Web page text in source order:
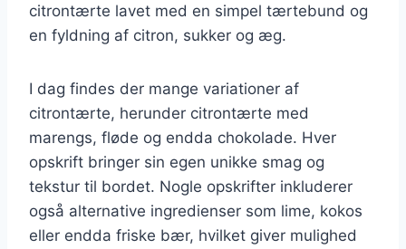
citrontærte lavet med en simpel tærtebund og
en fyldning af citron, sukker og æg.
I dag findes der mange variationer af
citrontærte, herunder citrontærte med
marengs, fløde og endda chokolade. Hver
opskrift bringer sin egen unikke smag og
tekstur til bordet. Nogle opskrifter inkluderer
også alternative ingredienser som lime, kokos
eller endda friske bær, hvilket giver mulighed